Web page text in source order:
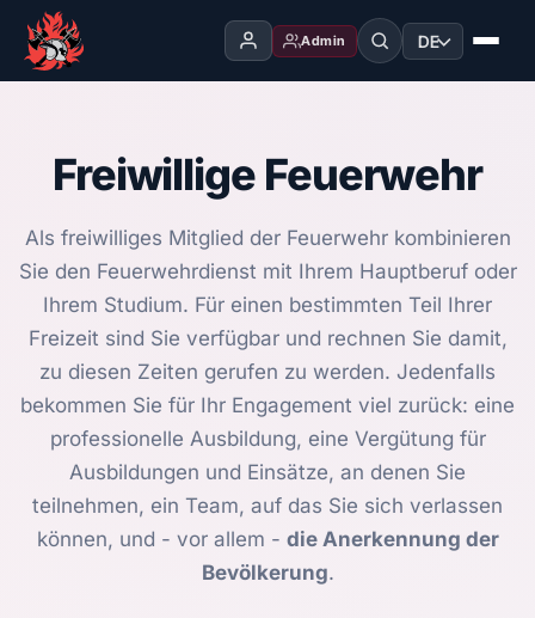
Admin DE
Freiwillige Feuerwehr
Als freiwilliges Mitglied der Feuerwehr kombinieren
Sie den Feuerwehrdienst mit Ihrem Hauptberuf oder
Ihrem Studium. Für einen bestimmten Teil Ihrer
Freizeit sind Sie verfügbar und rechnen Sie damit,
zu diesen Zeiten gerufen zu werden. Jedenfalls
bekommen Sie für Ihr Engagement viel zurück: eine
professionelle Ausbildung, eine Vergütung für
Ausbildungen und Einsätze, an denen Sie
teilnehmen, ein Team, auf das Sie sich verlassen
können, und - vor allem - die Anerkennung der
Bevölkerung.